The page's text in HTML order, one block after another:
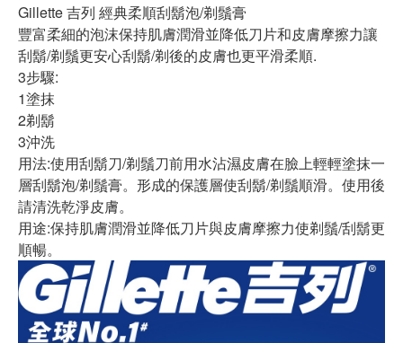
Gillette 吉列 經典柔順刮鬍泡/剃鬚膏
豐富柔細的泡沫保持肌膚潤滑並降低刀片和皮膚摩擦力讓
刮鬍/剃鬚更安心刮鬍/剃後的皮膚也更平滑柔順.
3步驟:
1塗抹
2剃鬍
3沖洗
用法:使用刮鬍刀/剃鬚刀前用水沾濕皮膚在臉上輕輕塗抹一
層刮鬍泡/剃鬚膏。形成的保護層使刮鬍/剃鬚順滑。使用後
請清洗乾淨皮膚。
用途:保持肌膚潤滑並降低刀片與皮膚摩擦力使剃鬚/刮鬍更
順暢。